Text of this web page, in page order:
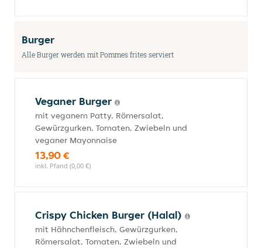
Burger
Alle Burger werden mit Pommes frites serviert
Veganer Burger
mit veganem Patty, Römersalat,
Gewürzgurken, Tomaten, Zwiebeln und
veganer Mayonnaise
13,90 €
inkl. Pfand (0,00 €)
Crispy Chicken Burger (Halal)
mit Hähnchenfleisch, Gewürzgurken,
Römersalat, Tomaten, Zwiebeln und